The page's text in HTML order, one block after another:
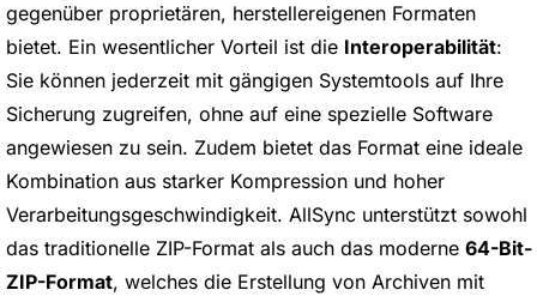
gegenüber proprietären, herstellereigenen Formaten
bietet. Ein wesentlicher Vorteil ist die Interoperabilität:
Sie können jederzeit mit gängigen Systemtools auf Ihre
Sicherung zugreifen, ohne auf eine spezielle Software
angewiesen zu sein. Zudem bietet das Format eine ideale
Kombination aus starker Kompression und hoher
Verarbeitungsgeschwindigkeit. AllSync unterstützt sowohl
das traditionelle ZIP-Format als auch das moderne 64-Bit-
ZIP-Format, welches die Erstellung von Archiven mit